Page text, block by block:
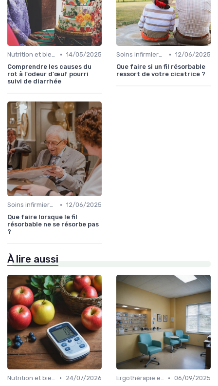
Nutrition et bien-être • 14/05/2025
Comprendre les causes du
rot à l'odeur d'œuf pourri
suivi de diarrhée
Soins infirmiers à domicile • 12/06/2025
Que faire si un fil résorbable
ressort de votre cicatrice ?
Soins infirmiers à domicile • 12/06/2025
Que faire lorsque le fil
résorbable ne se résorbe pas
?
À lire aussi
Nutrition et bien-être •
24/07/2026
Ergothérapie et rééducation • 06/09/2025